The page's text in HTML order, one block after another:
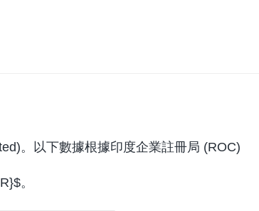
。以下數據根據印度企業註冊局 (ROC)
。